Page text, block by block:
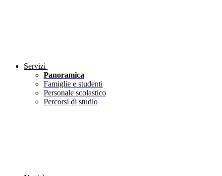
Servizi
Panoramica
Famiglie e studenti
Personale scolastico
Percorsi di studio